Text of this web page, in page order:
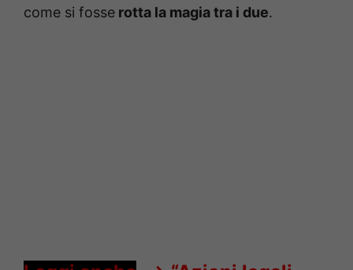
come si fosse rotta la magia tra i due.